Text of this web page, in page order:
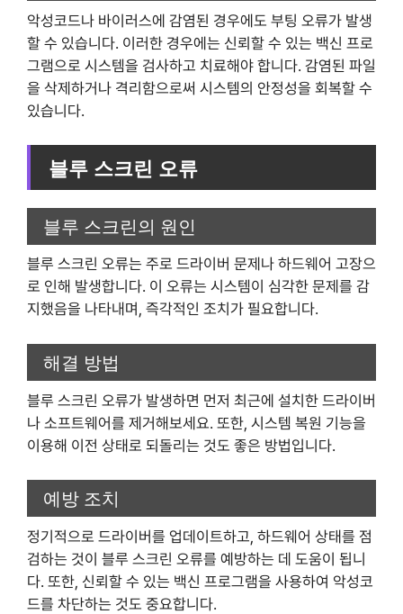
악성코드나 바이러스에 감염된 경우에도 부팅 오류가 발생
할 수 있습니다. 이러한 경우에는 신뢰할 수 있는 백신 프로
그램으로 시스템을 검사하고 치료해야 합니다. 감염된 파일
을 삭제하거나 격리함으로써 시스템의 안정성을 회복할 수
있습니다.
블루 스크린 오류
블루 스크린의 원인
블루 스크린 오류는 주로 드라이버 문제나 하드웨어 고장으
로 인해 발생합니다. 이 오류는 시스템이 심각한 문제를 감
지했음을 나타내며, 즉각적인 조치가 필요합니다.
해결 방법
블루 스크린 오류가 발생하면 먼저 최근에 설치한 드라이버
나 소프트웨어를 제거해보세요. 또한, 시스템 복원 기능을
이용해 이전 상태로 되돌리는 것도 좋은 방법입니다.
예방 조치
정기적으로 드라이버를 업데이트하고, 하드웨어 상태를 점
검하는 것이 블루 스크린 오류를 예방하는 데 도움이 됩니
다. 또한, 신뢰할 수 있는 백신 프로그램을 사용하여 악성코
드를 차단하는 것도 중요합니다.